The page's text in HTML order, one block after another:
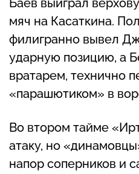
Баев выиграл
мяч на Касаткина.
филигранно вывел
ударную позицию, а
вратарем, технично
«парашютиком» в
Во втором тайме
атаку, но
напор соперников и